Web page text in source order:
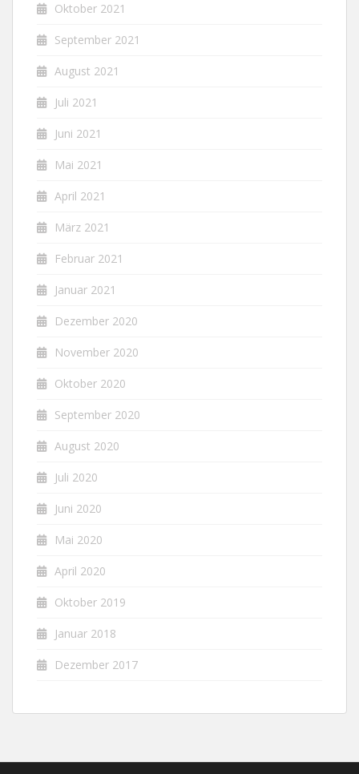
Oktober 2021
September 2021
August 2021
Juli 2021
Juni 2021
Mai 2021
April 2021
März 2021
Februar 2021
Januar 2021
Dezember 2020
November 2020
Oktober 2020
September 2020
August 2020
Juli 2020
Juni 2020
Mai 2020
April 2020
Oktober 2019
Januar 2018
Dezember 2017